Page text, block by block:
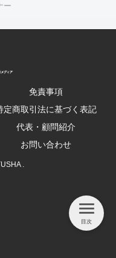
ー
免責事項
定商取引法に基づく表記
代表・顧問紹介
お問い合わせ
.
目次